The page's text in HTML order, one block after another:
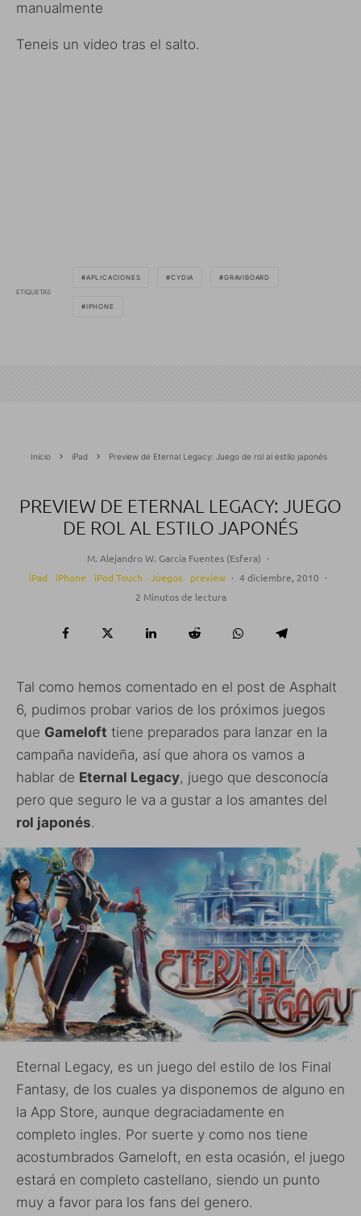
manualmente
Teneis un video tras el salto.
ETIQUETAS
APLICACIONES CYDIA GRAVIBOARD
IPHONE
Inicio iPad Preview de Eternal Legacy: Juego de rol al estilo japonés
PREVIEW DE ETERNAL LEGACY: JUEGO
DE ROL AL ESTILO JAPONÉS
M. Alejandro W. García Fuentes (Esfera) ·
iPad
iPhone iPod Touch Juegos preview · 4 diciembre, 2010 ·
2 Minutos de lectura
Tal como hemos comentado en el post de Asphalt
6, pudimos probar varios de los próximos juegos
que Gameloft tiene preparados para lanzar en la
campaña navideña, así que ahora os vamos a
hablar de Eternal Legacy, juego que desconocía
pero que seguro le va a gustar a los amantes del
rol japonés.
Eternal Legacy, es un juego del estilo de los Final
Fantasy, de los cuales ya disponemos de alguno en
la App Store, aunque degraciadamente en
completo ingles. Por suerte y como nos tiene
acostumbrados Gameloft, en esta ocasión, el juego
estará en completo castellano, siendo un punto
muy a favor para los fans del genero.